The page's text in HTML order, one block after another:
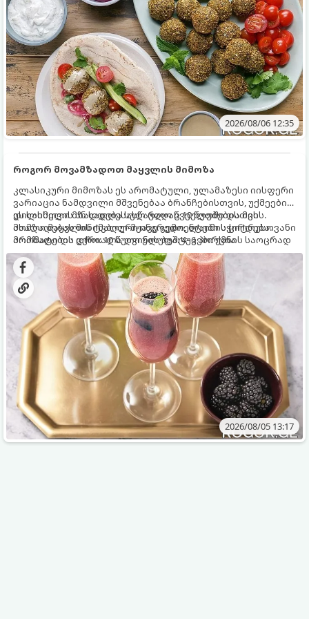
2026/08/06 12:35
როგორ მოვამზადოთ მაყვლის მიმოზა
კლასიკური მიმოზას ეს არომატული, ულამაზესი იისფერი
ვარიაცია ნამდვილი მშვენებაა ბრანჩებისთვის, უქმეების
დილისთვის ან სადღესასწაულო წვეულებებისთვის.
ახალი მაყვლის ტკბილ-მჟავე გემო, ლაიმის ციტრუსოვანი
არომატი და ცქრიალა ღვინის ბუშტუკები ქმნის საოცრად
დახვეწილ და მაგრილებელ კოქტეილს.
ეს სასმელი მზადდება სულ რაღაც 10 წუთში და მის
მომზადებას მინიმალური ინგრედიენტები სჭირდება.
მომზადების დრო: 10 წუთი ულუფა: 4–6 პორცია
2026/08/05 13:17